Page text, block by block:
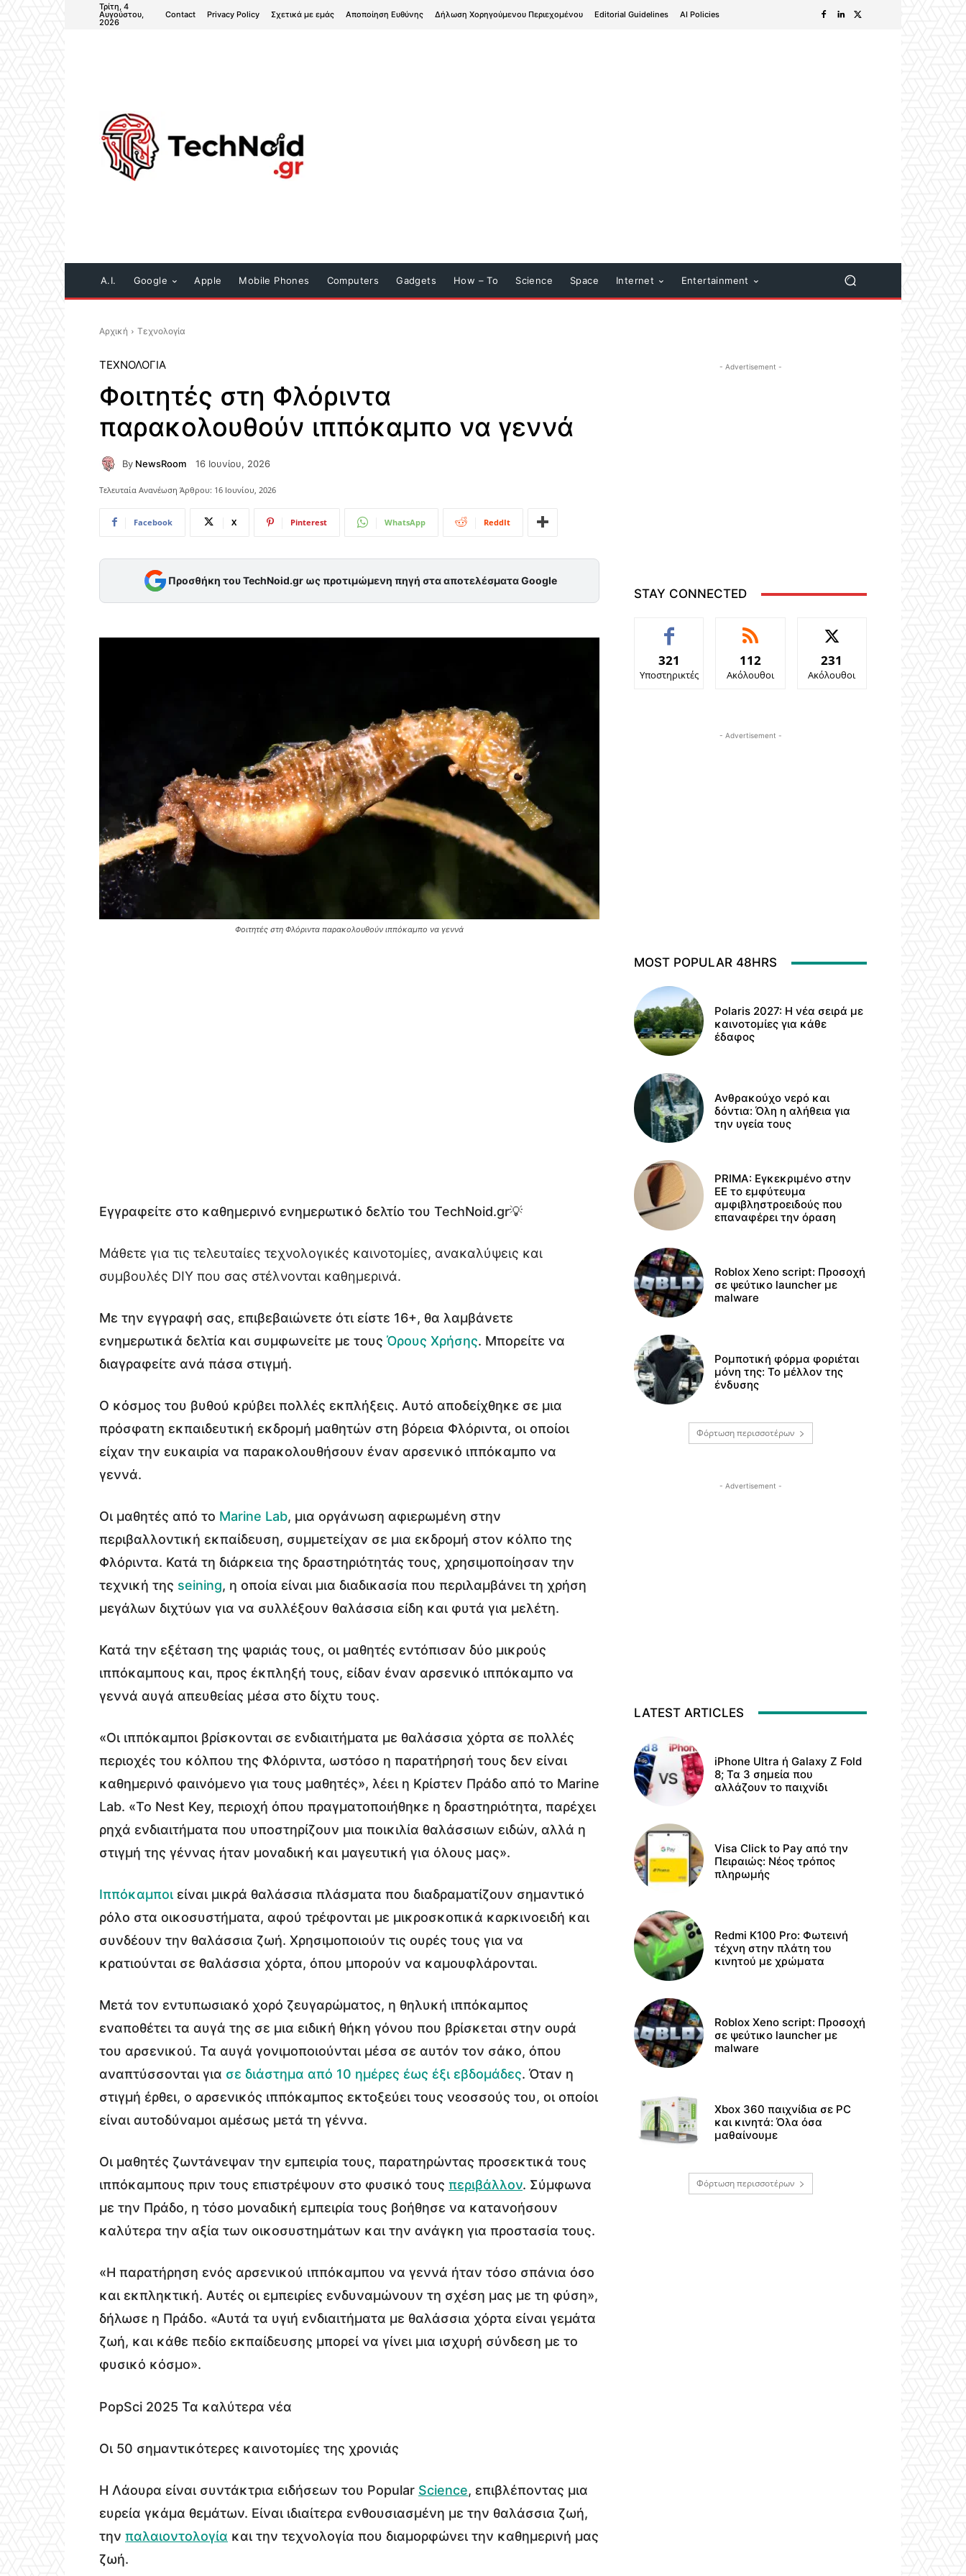
Τρίτη, 4
Αυγούστου,
2026
Contact Privacy Policy Σχετικά με εμάς Αποποίηση Ευθύνης Δήλωση Χορηγούμενου Περιεχομένου Editorial Guidelines AI Policies
A.I. Google Apple Mobile Phones Computers Gadgets How – To Science Space Internet Entertainment
Αρχική Τεχνολογία
ΤΕΧΝΟΛΟΓΊΑ
Φοιτητές στη Φλόριντα
παρακολουθούν ιππόκαμπο να γεννά
By NewsRoom 16 Ιουνίου, 2026
Τελευταία Ανανέωση Άρθρου: 16 Ιουνίου, 2026
Facebook X Pinterest WhatsApp ReddIt
Προσθήκη του TechNoid.gr ως προτιμώμενη πηγή στα αποτελέσματα Google
Φοιτητές στη Φλόριντα παρακολουθούν ιππόκαμπο να γεννά
Εγγραφείτε στο καθημερινό ενημερωτικό δελτίο του TechNoid.gr💡
Μάθετε για τις τελευταίες τεχνολογικές καινοτομίες, ανακαλύψεις και
συμβουλές DIY που σας στέλνονται καθημερινά.
Με την εγγραφή σας, επιβεβαιώνετε ότι είστε 16+, θα λαμβάνετε
ενημερωτικά δελτία και συμφωνείτε με τους Όρους Χρήσης. Μπορείτε να
διαγραφείτε ανά πάσα στιγμή.
Ο κόσμος του βυθού κρύβει πολλές εκπλήξεις. Αυτό αποδείχθηκε σε μια
πρόσφατη εκπαιδευτική εκδρομή μαθητών στη βόρεια Φλόριντα, οι οποίοι
είχαν την ευκαιρία να παρακολουθήσουν έναν αρσενικό ιππόκαμπο να
γεννά.
Οι μαθητές από το Marine Lab, μια οργάνωση αφιερωμένη στην
περιβαλλοντική εκπαίδευση, συμμετείχαν σε μια εκδρομή στον κόλπο της
Φλόριντα. Κατά τη διάρκεια της δραστηριότητάς τους, χρησιμοποίησαν την
τεχνική της seining, η οποία είναι μια διαδικασία που περιλαμβάνει τη χρήση
μεγάλων διχτύων για να συλλέξουν θαλάσσια είδη και φυτά για μελέτη.
Κατά την εξέταση της ψαριάς τους, οι μαθητές εντόπισαν δύο μικρούς
ιππόκαμπους και, προς έκπληξή τους, είδαν έναν αρσενικό ιππόκαμπο να
γεννά αυγά απευθείας μέσα στο δίχτυ τους.
«Οι ιππόκαμποι βρίσκονται σε ενδιαιτήματα με θαλάσσια χόρτα σε πολλές
περιοχές του κόλπου της Φλόριντα, ωστόσο η παρατήρησή τους δεν είναι
καθημερινό φαινόμενο για τους μαθητές», λέει η Κρίστεν Πράδο από το Marine
Lab. «Το Nest Key, περιοχή όπου πραγματοποιήθηκε η δραστηριότητα, παρέχει
ρηχά ενδιαιτήματα που υποστηρίζουν μια ποικιλία θαλάσσιων ειδών, αλλά η
στιγμή της γέννας ήταν μοναδική και μαγευτική για όλους μας».
Ιππόκαμποι είναι μικρά θαλάσσια πλάσματα που διαδραματίζουν σημαντικό
ρόλο στα οικοσυστήματα, αφού τρέφονται με μικροσκοπικά καρκινοειδή και
συνδέουν την θαλάσσια ζωή. Χρησιμοποιούν τις ουρές τους για να
κρατιούνται σε θαλάσσια χόρτα, όπου μπορούν να καμουφλάρονται.
Μετά τον εντυπωσιακό χορό ζευγαρώματος, η θηλυκή ιππόκαμπος
εναποθέτει τα αυγά της σε μια ειδική θήκη γόνου που βρίσκεται στην ουρά
του αρσενικού. Τα αυγά γονιμοποιούνται μέσα σε αυτόν τον σάκο, όπου
αναπτύσσονται για σε διάστημα από 10 ημέρες έως έξι εβδομάδες. Όταν η
στιγμή έρθει, ο αρσενικός ιππόκαμπος εκτοξεύει τους νεοσσούς του, οι οποίοι
είναι αυτοδύναμοι αμέσως μετά τη γέννα.
Οι μαθητές ζωντάνεψαν την εμπειρία τους, παρατηρώντας προσεκτικά τους
ιππόκαμπους πριν τους επιστρέψουν στο φυσικό τους περιβάλλον. Σύμφωνα
με την Πράδο, η τόσο μοναδική εμπειρία τους βοήθησε να κατανοήσουν
καλύτερα την αξία των οικοσυστημάτων και την ανάγκη για προστασία τους.
«Η παρατήρηση ενός αρσενικού ιππόκαμπου να γεννά ήταν τόσο σπάνια όσο
και εκπληκτική. Αυτές οι εμπειρίες ενδυναμώνουν τη σχέση μας με τη φύση»,
δήλωσε η Πράδο. «Αυτά τα υγιή ενδιαιτήματα με θαλάσσια χόρτα είναι γεμάτα
ζωή, και κάθε πεδίο εκπαίδευσης μπορεί να γίνει μια ισχυρή σύνδεση με το
φυσικό κόσμο».
PopSci 2025 Τα καλύτερα νέα
Οι 50 σημαντικότερες καινοτομίες της χρονιάς
Η Λάουρα είναι συντάκτρια ειδήσεων του Popular Science, επιβλέποντας μια
ευρεία γκάμα θεμάτων. Είναι ιδιαίτερα ενθουσιασμένη με την θαλάσσια ζωή,
την παλαιοντολογία και την τεχνολογία που διαμορφώνει την καθημερινή μας
ζωή.
- Advertisement -
STAY CONNECTED
321
Υποστηρικτές
112
Ακόλουθοι
231
Ακόλουθοι
- Advertisement -
MOST POPULAR 48HRS
Polaris 2027: Η νέα σειρά με
καινοτομίες για κάθε
έδαφος
Ανθρακούχο νερό και
δόντια: Όλη η αλήθεια για
την υγεία τους
PRIMA: Εγκεκριμένο στην
ΕΕ το εμφύτευμα
αμφιβληστροειδούς που
επαναφέρει την όραση
Roblox Xeno script: Προσοχή
σε ψεύτικο launcher με
malware
Ρομποτική φόρμα φοριέται
μόνη της: Το μέλλον της
ένδυσης
Φόρτωση περισσοτέρων
- Advertisement -
LATEST ARTICLES
iPhone Ultra ή Galaxy Z Fold
8; Τα 3 σημεία που
αλλάζουν το παιχνίδι
Visa Click to Pay από την
Πειραιώς: Νέος τρόπος
πληρωμής
Redmi K100 Pro: Φωτεινή
τέχνη στην πλάτη του
κινητού με χρώματα
Roblox Xeno script: Προσοχή
σε ψεύτικο launcher με
malware
Xbox 360 παιχνίδια σε PC
και κινητά: Όλα όσα
μαθαίνουμε
Φόρτωση περισσοτέρων